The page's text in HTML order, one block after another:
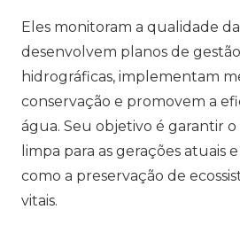
Eles monitoram a qualidade
desenvolvem planos de
hidrográficas, implementam
conservação e promovem a
água. Seu objetivo é garantir o
limpa para as gerações atuais
como a preservação de
vitais.